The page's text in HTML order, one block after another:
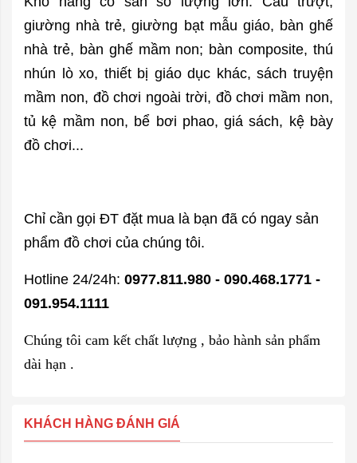
giường nhà trẻ, giường bạt mẫu giáo, bàn ghế
nhà trẻ, bàn ghế mầm non; bàn composite, thú
nhún lò xo, thiết bị giáo dục khác, sách truyện
mầm non, đồ chơi ngoài trời, đồ chơi mầm non,
tủ kệ mầm non, bể bơi phao, giá sách, kệ bày
đồ chơi...
Chỉ cần gọi ĐT đặt mua là bạn đã có ngay sản
phẩm đồ chơi của chúng tôi.
Hotline 24/24h: 0977.811.980 - 090.468.1771 -
091.954.1111
Chúng tôi cam kết chất lượng , bảo hành sản phẩm
dài hạn .
KHÁCH HÀNG ĐÁNH GIÁ